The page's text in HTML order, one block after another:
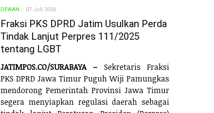
DEWAN 07 Juli 2026
Fraksi PKS DPRD Jatim Usulkan Perda
Tindak Lanjut Perpres 111/2025
tentang LGBT
JATIMPOS.CO/SURABAYA – Sekretaris Fraksi
PKS DPRD Jawa Timur Puguh Wiji Pamungkas
mendorong Pemerintah Provinsi Jawa Timur
segera menyiapkan regulasi daerah sebagai